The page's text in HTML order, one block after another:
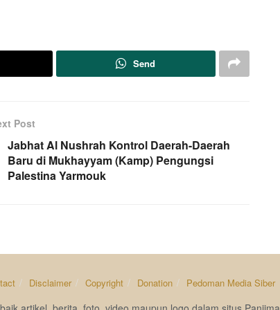
Send
Post
Jabhat Al Nushrah Kontrol Daerah-Daerah
Baru di Mukhayyam (Kamp) Pengungsi
Palestina Yarmouk
Disclaimer Copyright Donation Pedoman Media Siber